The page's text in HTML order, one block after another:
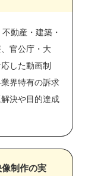
動産・建築・
官公庁・大
した動画制
界特有の訴求
決や目的達成
制作の実